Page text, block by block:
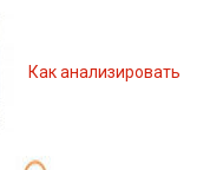
Как анализировать